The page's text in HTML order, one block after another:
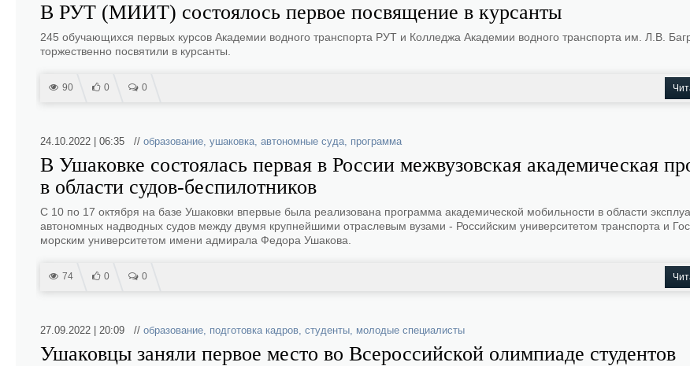
В РУТ (МИИТ) состоялось первое посвящение в курсанты
245 обучающихся первых курсов Академии водного транспорта РУТ и Колледжа Академии водного транспорта им. Л.В.
торжественно посвятили в курсанты.
90 0 0
24.10.2022 | 06:35 // образование, ушаковка, автономные суда, программа
В Ушаковке состоялась первая в России межвузовская академическая
в области судов-беспилотников
С 10 по 17 октября на базе Ушаковки впервые была реализована программа академической мобильности в области
автономных надводных судов между двумя крупнейшими отраслевым вузами - Российским университетом транспорта и
морским университетом имени адмирала Федора Ушакова.
74 0 0
27.09.2022 | 20:09 // образование, подготовка кадров, студенты, молодые специалисты
Ушаковцы заняли первое место во Всероссийской олимпиаде студентов